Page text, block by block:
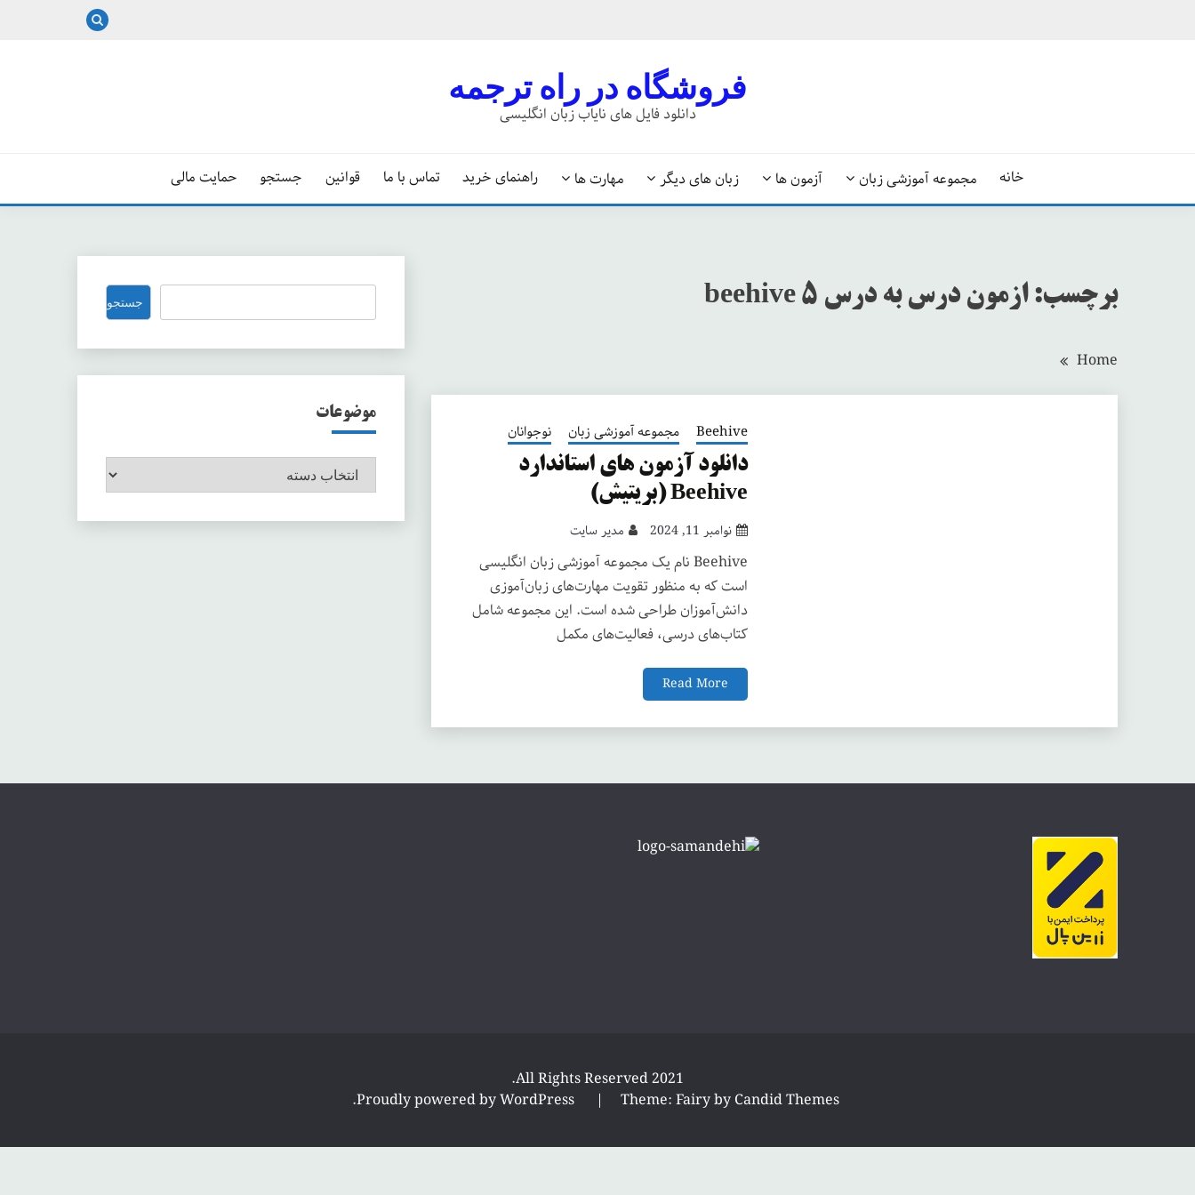
فروشگاه در راه ترجمه
دانلود فایل های نایاب زبان انگلیسی
خانه مجموعه آموزشی زبان آزمون ها زبان های دیگر مهارت ها راهنمای خرید تماس با ما قوانین جستجو حمایت مالی
برچسب:ازمون درس به درس beehive 5
Home
Beehive مجموعه آموزشی زبان
نوجوانان
دانلود آزمون های استاندارد
Beehive (بریتیش)
نوامبر 11, 2024 مدیر سایت
Beehive نام یک مجموعه آموزشی زبان انگلیسی
است که به منظور تقویت مهارت‌های زبان‌آموزی
دانش‌آموزان طراحی شده است. این مجموعه شامل
کتاب‌های درسی، فعالیت‌های مکمل
Read More
جستجو جستجو
موضوعات
موضوعات
All Rights Reserved 2021.
Proudly powered by WordPress
| Theme: Fairy byCandid Themes
.